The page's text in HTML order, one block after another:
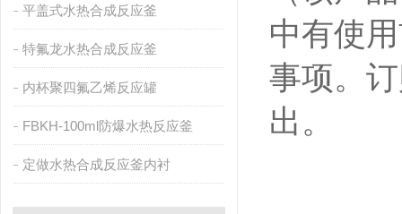
平盖式水热合成反应釜
特氟龙水热合成反应釜
内杯聚四氟乙烯反应罐
FBKH-100ml防爆水热反应釜
定做水热合成反应釜内衬
中有使
事项。
出。